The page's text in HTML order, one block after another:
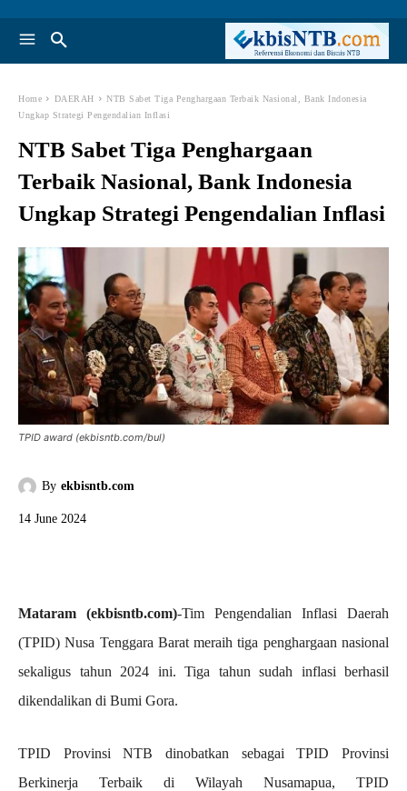
Home DAERAH
NTB Sabet Tiga Penghargaan Terbaik Nasional, Bank Indonesia
Ungkap Strategi Pengendalian Inflasi
NTB Sabet Tiga Penghargaan
Terbaik Nasional, Bank Indonesia
Ungkap Strategi Pengendalian Inflasi
TPID award (ekbisntb.com/bul)
By ekbisntb.com
14 June 2024
Mataram (ekbisntb.com)-Tim Pengendalian Inflasi Daerah
(TPID) Nusa Tenggara Barat meraih tiga penghargaan nasional
sekaligus tahun 2024 ini. Tiga tahun sudah inflasi berhasil
dikendalikan di Bumi Gora.
TPID Provinsi NTB dinobatkan sebagai TPID Provinsi
Berkinerja Terbaik di Wilayah Nusamapua, TPID